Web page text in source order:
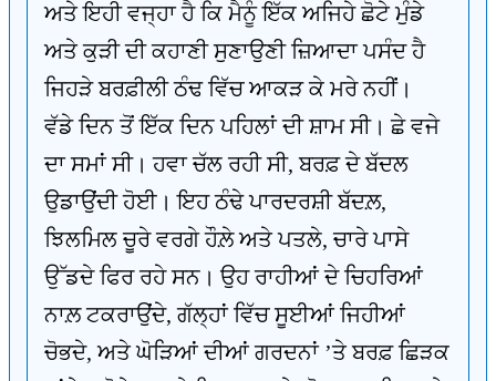
ਅਤੇ ਇਹੀ ਵਜ੍ਹਾ ਹੈ ਕਿ ਮੈਨੂੰ ਇੱਕ ਅਜਿਹੇ ਛੋਟੇ ਮੁੰਡੇ
ਅਤੇ ਕੁੜੀ ਦੀ ਕਹਾਣੀ ਸੁਣਾਉਣੀ ਜ਼ਿਆਦਾ ਪਸੰਦ ਹੈ
ਜਿਹੜੇ ਬਰਫ਼ੀਲੀ ਠੰਢ ਵਿੱਚ ਆਕੜ ਕੇ ਮਰੇ ਨਹੀਂ।
ਵੱਡੇ ਦਿਨ ਤੋਂ ਇੱਕ ਦਿਨ ਪਹਿਲਾਂ ਦੀ ਸ਼ਾਮ ਸੀ। ਛੇ ਵਜੇ
ਦਾ ਸਮਾਂ ਸੀ। ਹਵਾ ਚੱਲ ਰਹੀ ਸੀ, ਬਰਫ਼ ਦੇ ਬੱਦਲ
ਉਡਾਉਂਦੀ ਹੋਈ। ਇਹ ਠੰਢੇ ਪਾਰਦਰਸ਼ੀ ਬੱਦਲ਼,
ਝਿਲਮਿਲ ਚੂਰੇ ਵਰਗੇ ਹੌਲ਼ੇ ਅਤੇ ਪਤਲੇ, ਚਾਰੇ ਪਾਸੇ
ਉੱਡਦੇ ਫਿਰ ਰਹੇ ਸਨ। ਉਹ ਰਾਹੀਆਂ ਦੇ ਚਿਹਰਿਆਂ
ਨਾਲ਼ ਟਕਰਾਉਂਦੇ, ਗੱਲ੍ਹਾਂ ਵਿੱਚ ਸੂਈਆਂ ਜਿਹੀਆਂ
ਚੋਭਦੇ, ਅਤੇ ਘੋੜਿਆਂ ਦੀਆਂ ਗਰਦਨਾਂ ’ਤੇ ਬਰਫ਼ ਛਿੜਕ